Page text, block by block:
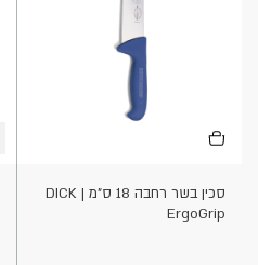
סכין בשר רחבה 18 ס"מ DICK |
ErgoGrip